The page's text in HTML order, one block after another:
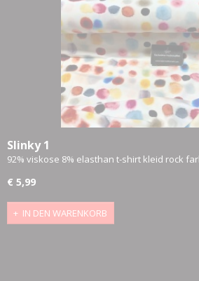
Slinky 1
92% viskose 8% elasthan t-shirt kleid rock
€ 5,99
IN DEN WARENKORB